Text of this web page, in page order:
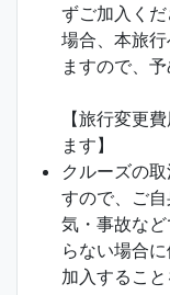
ずご加入く
場合、本旅
ますので、
【旅行変更
ます】
クルーズの
すので、ご
気・事故な
らない場合
加入すること